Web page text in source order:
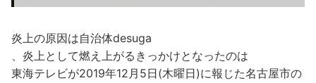
炎上の原因は自治体desuga
、炎上として燃え上がるきっかけとなったのは
東海テレビが2019年12月5日(木曜日)に報じた名古屋市の